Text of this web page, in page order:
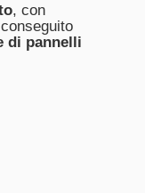
, con
di pannelli